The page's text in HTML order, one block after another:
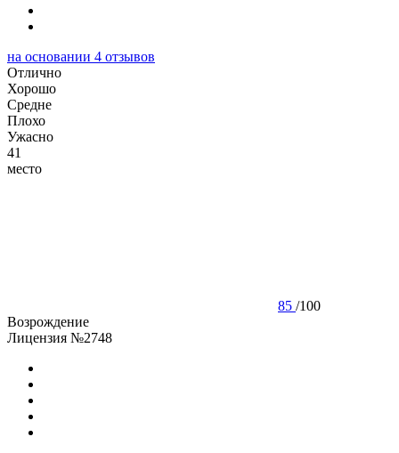
на основании 4 отзывов
Отлично
Хорошо
Cредне
Плохо
Ужасно
41
место
85 /100
Возрождение
Лицензия №2748